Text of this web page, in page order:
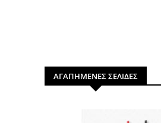
ΑΓΑΠΗΜΕΝΕΣ ΣΕΛΙΔΕΣ